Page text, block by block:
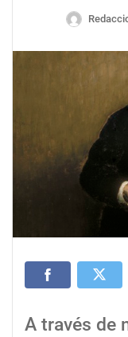
A través de